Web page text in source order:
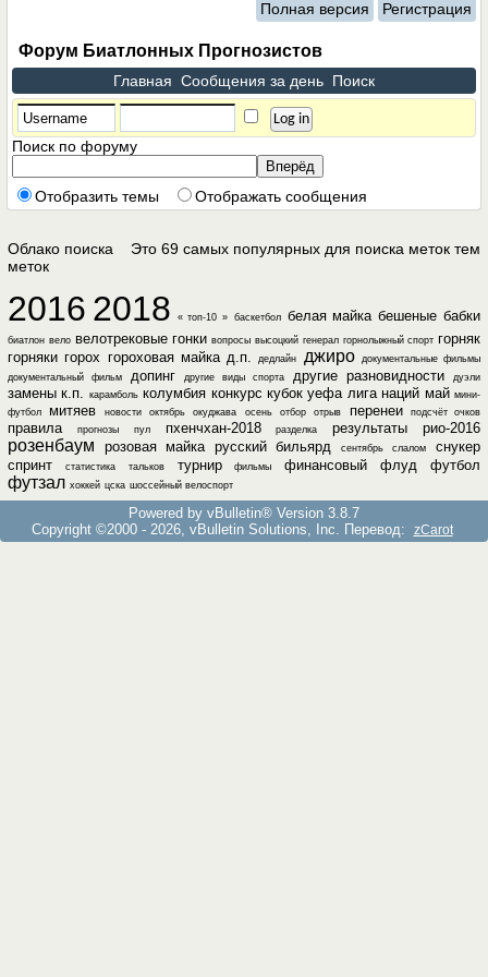
Полная версия Регистрация
Форум Биатлонных Прогнозистов
Главная Сообщения за день Поиск
Поиск по форуму
Отобразить темы Отображать сообщения
Это 69 самых популярных для поиска меток тем
Облако поиска
меток
2016 2018 « топ-10 » баскетбол белая майка бешеные бабки
биатлон вело велотрековые гонки вопросы высоцкий генерал горнолыжный спорт горняк
горняки горох гороховая майка д.п. дедлайн джиро
документальные фильмы
документальный фильм
допинг другие виды спорта другие разновидности дуэли
замены к.п. карамболь колумбия конкурс кубок уефа лига наций май мини-
футбол
митяев новости октябрь окуджава осень отбор отрыв перенеи подсчёт очков
правила прогнозы пул пхенчхан-2018 разделка результаты рио-2016
розенбаум розовая майка русский бильярд сентябрь слалом
снукер
спринт
статистика тальков турнир фильмы финансовый флуд футбол
футзал хоккей цска шоссейный велоспорт
Powered by vBulletin® Version 3.8.7
Copyright ©2000 - 2026, vBulletin Solutions, Inc. Перевод:
zCarot